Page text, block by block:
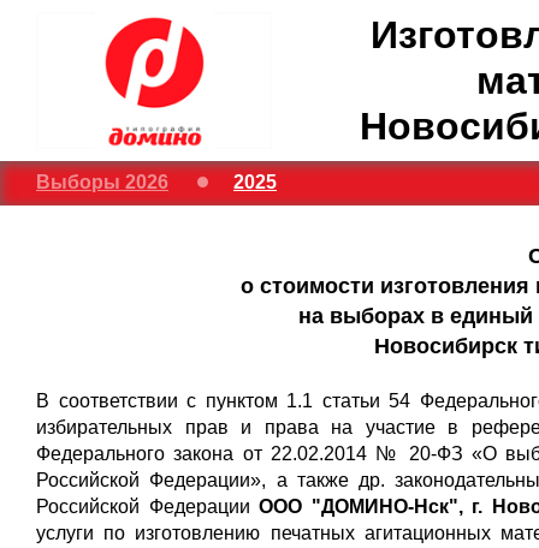
Выборы 2026 2025
о стоимости
на выборах в единый
Новосибирск
В соответствии с пунктом 1.1 статьи 54
избирательных прав и права на участие в
Федерального закона от 22.02.2014 № 20-ФЗ «О
Российской Федерации», а также др.
Российской ФедерацииООО "ДОМИНО-Нск", г.
услуги по изготовлению печатных агитационных